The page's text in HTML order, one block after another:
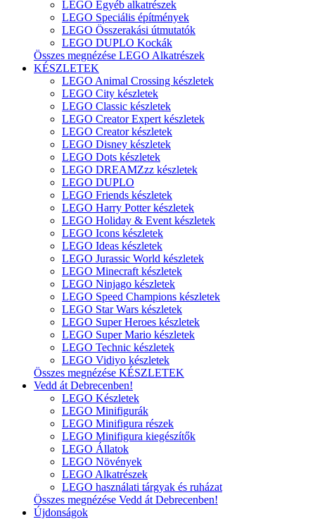
LEGO Egyéb alkatrészek
LEGO Speciális építmények
LEGO Összerakási útmutatók
LEGO DUPLO Kockák
Összes megnézése LEGO Alkatrészek
KÉSZLETEK
LEGO Animal Crossing készletek
LEGO City készletek
LEGO Classic készletek
LEGO Creator Expert készletek
LEGO Creator készletek
LEGO Disney készletek
LEGO Dots készletek
LEGO DREAMZzz készletek
LEGO DUPLO
LEGO Friends készletek
LEGO Harry Potter készletek
LEGO Holiday & Event készletek
LEGO Icons készletek
LEGO Ideas készletek
LEGO Jurassic World készletek
LEGO Minecraft készletek
LEGO Ninjago készletek
LEGO Speed Champions készletek
LEGO Star Wars készletek
LEGO Super Heroes készletek
LEGO Super Mario készletek
LEGO Technic készletek
LEGO Vidiyo készletek
Összes megnézése KÉSZLETEK
Vedd át Debrecenben!
LEGO Készletek
LEGO Minifigurák
LEGO Minifigura részek
LEGO Minifigura kiegészítők
LEGO Állatok
LEGO Növények
LEGO Alkatrészek
LEGO használati tárgyak és ruházat
Összes megnézése Vedd át Debrecenben!
Újdonságok